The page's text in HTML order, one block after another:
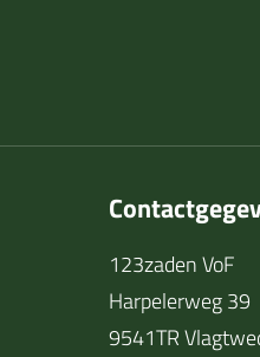
123zaden VoF
Harpelerweg 39
9541TR